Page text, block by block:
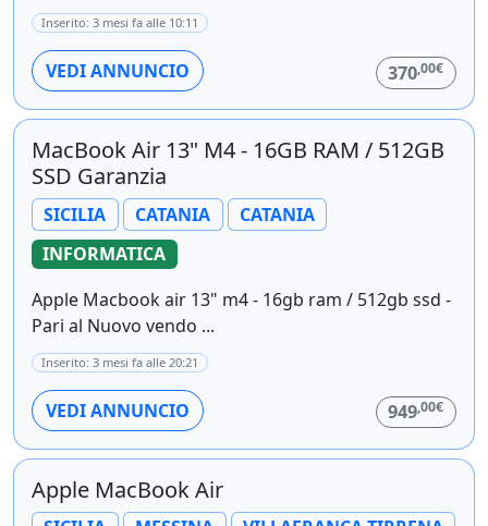
Inserito: 3 mesi fa alle 10:11
VEDI ANNUNCIO 370,00€
MacBook Air 13" M4 - 16GB RAM / 512GB
SSD Garanzia
SICILIA CATANIA
CATANIA
INFORMATICA
Apple Macbook air 13" m4 - 16gb ram / 512gb ssd -
Pari al Nuovo vendo ...
Inserito: 3 mesi fa alle 20:21
VEDI ANNUNCIO 949,00€
Apple MacBook Air